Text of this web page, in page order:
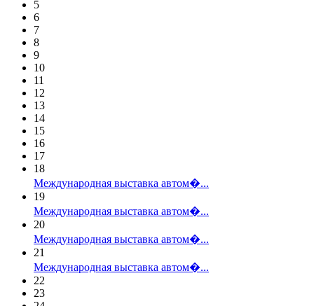
5
6
7
8
9
10
11
12
13
14
15
16
17
18
Международная выставка автом�...
19
Международная выставка автом�...
20
Международная выставка автом�...
21
Международная выставка автом�...
22
23